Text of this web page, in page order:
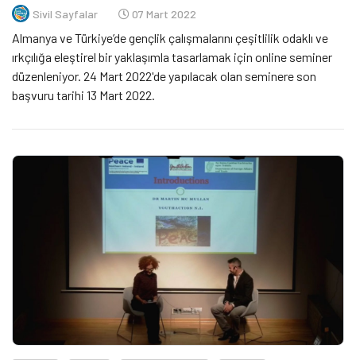
Sivil Sayfalar 07 Mart 2022
Almanya ve Türkiye’de gençlik çalışmalarını çeşitlilik odaklı ve
ırkçılığa eleştirel bir yaklaşımla tasarlamak için online seminer
düzenleniyor. 24 Mart 2022'de yapılacak olan seminere son
başvuru tarihi 13 Mart 2022.